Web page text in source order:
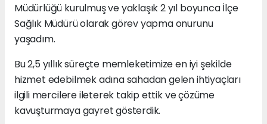
Müdürlüğü kurulmuş ve yaklaşık 2 yıl boyunca İlçe
Sağlık Müdürü olarak görev yapma onurunu
yaşadım.
Bu 2,5 yıllık süreçte memleketimize en iyi şekilde
hizmet edebilmek adına sahadan gelen ihtiyaçları
ilgili mercilere ileterek takip ettik ve çözüme
kavuşturmaya gayret gösterdik.